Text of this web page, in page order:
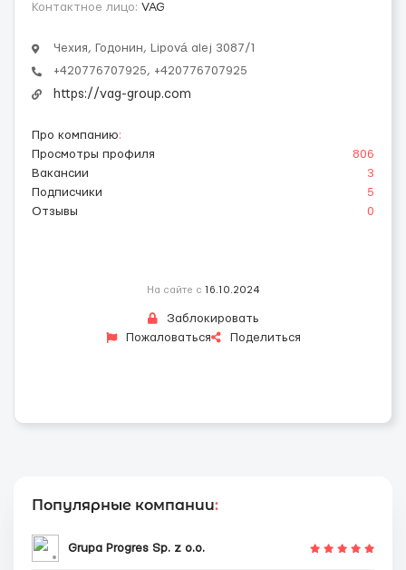
Контактное лицо: VAG
Чехия, Годонин, Lipová alej 3087/1
+420776707925, +420776707925
https://vag-group.com
Про компанию:
Просмотры профиля
806
Вакансии
3
Подписчики
5
Отзывы
0
На сайте с 16.10.2024
Заблокировать
Пожаловаться
Поделиться
Популярные компании:
Grupa Progres Sp. z o.o.